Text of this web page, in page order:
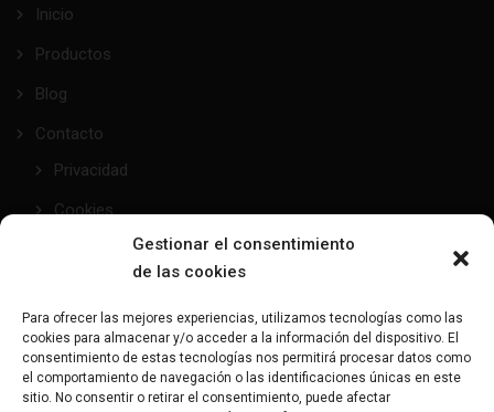
Gestionar el consentimiento
de las cookies
Para ofrecer las mejores experiencias, utilizamos tecnologías como las
cookies para almacenar y/o acceder a la información del dispositivo. El
consentimiento de estas tecnologías nos permitirá procesar datos como
el comportamiento de navegación o las identificaciones únicas en este
sitio. No consentir o retirar el consentimiento, puede afectar
Inicio
Productos
Blog
Contacto
Privacidad
Cookies
taller@mundofetish.com
Envía un email